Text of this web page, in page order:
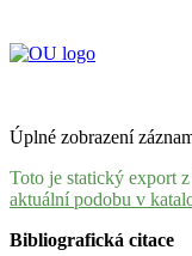
Úplné zobrazení
Toto je statický export
aktuální podobu v
Bibliografická citace